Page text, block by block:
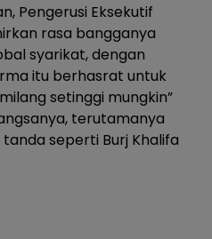
Pengerusi Eksekutif
rasa bangganya
syarikat, dengan
itu berhasrat untuk
setinggi mungkin”
terutamanya
seperti Burj Khalifa